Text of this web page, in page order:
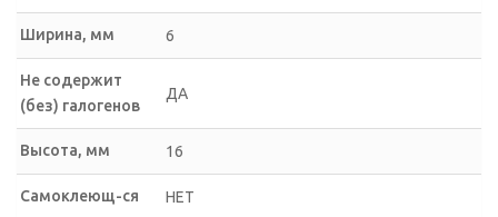
Ширина, мм 6
Не содержит
(без) галогенов
ДА
Высота, мм 16
Самоклеющ-ся НЕТ